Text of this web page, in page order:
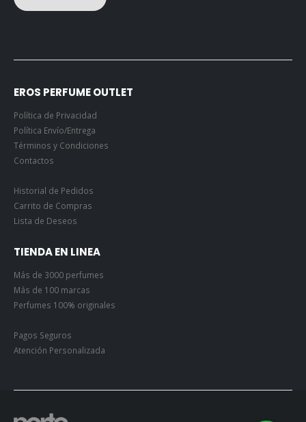
EROS PERFUME OUTLET
Política de Privacidad
Política Envío/Entrega
Términos y Condiciones
Contactos
Historial de Pedidos
Carrito de Compras
Lista de Deseos
TIENDA EN LINEA
Más de 3000 perfumes
Más de 100 marcas
Perfumes 100% originales
Pagos Seguros
Atención Personalizada